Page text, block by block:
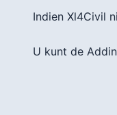
Indien Xl4Civil
U kunt de